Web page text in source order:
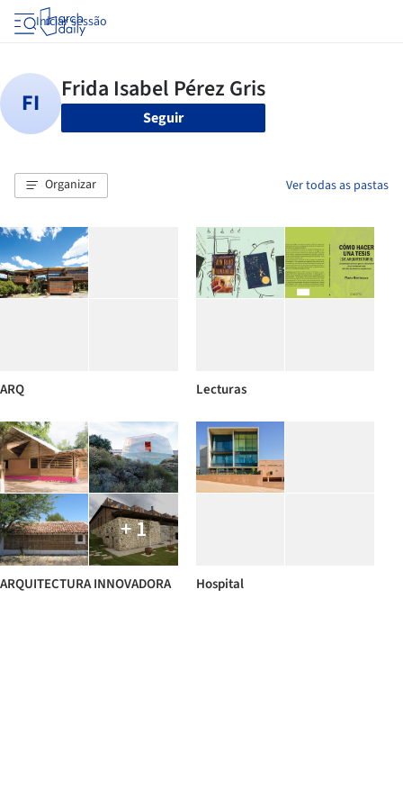
Iniciar sessão
Seguir
Organizar Ver todas as pastas
ARQ Lecturas
+ 1
ARQUITECTURA INNOVADORA Hospital